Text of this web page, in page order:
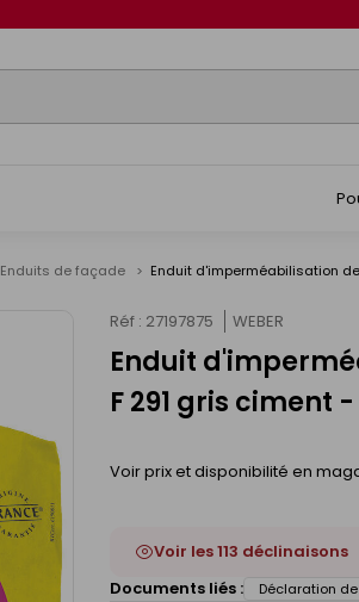
Enduits de façade Enduit d'imperméabilisation de
Réf : 27197875 WEBER
Enduit
F 291 gris ciment
Voir prix et disponibilité en
Voir les 113 déclinaisons
Documents liés :
Déclaration